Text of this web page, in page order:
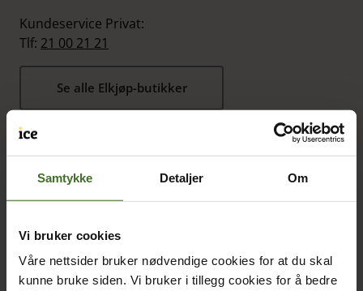
Samtykke Detaljer Om
Vi bruker cookies
Våre nettsider bruker nødvendige cookies for at du skal
kunne bruke siden. Vi bruker i tillegg cookies for å bedre
Kundeservice Privat:
Tlf: 21 00 21 21
Se alle Elkjøp-butikker